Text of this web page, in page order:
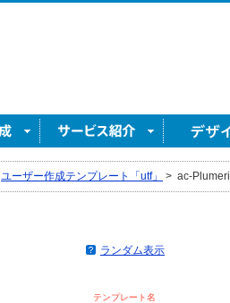
ユーザー作成テンプレート「utf」 > ac-
ランダム表示
テンプレート名